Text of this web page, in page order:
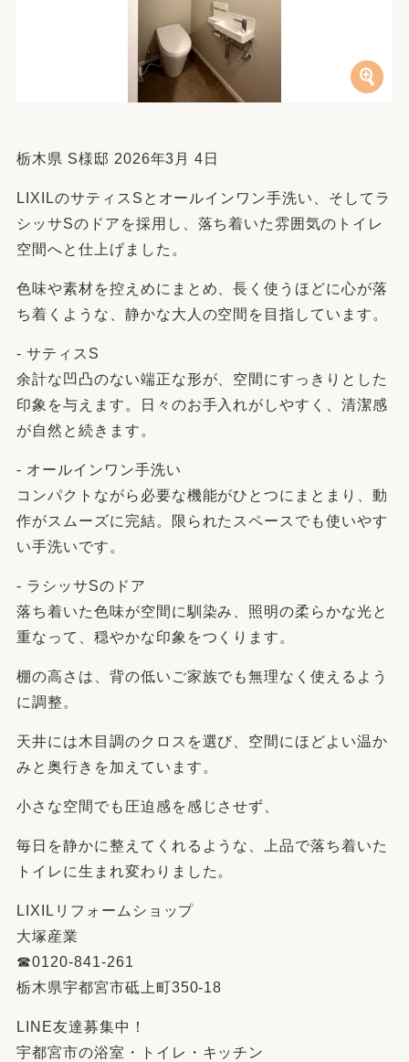
栃木県 S様邸 2026年3月 4日
LIXILのサティスSとオールインワン手洗い、そしてラ
シッサSのドアを採用し、落ち着いた雰囲気のトイレ
空間へと仕上げました。
色味や素材を控えめにまとめ、長く使うほどに心が落
ち着くような、静かな大人の空間を目指しています。
- サティスS
余計な凹凸のない端正な形が、空間にすっきりとした
印象を与えます。日々のお手入れがしやすく、清潔感
が自然と続きます。
- オールインワン手洗い
コンパクトながら必要な機能がひとつにまとまり、動
作がスムーズに完結。限られたスペースでも使いやす
い手洗いです。
- ラシッサSのドア
落ち着いた色味が空間に馴染み、照明の柔らかな光と
重なって、穏やかな印象をつくります。
棚の高さは、背の低いご家族でも無理なく使えるよう
に調整。
天井には木目調のクロスを選び、空間にほどよい温か
みと奥行きを加えています。
小さな空間でも圧迫感を感じさせず、
毎日を静かに整えてくれるような、上品で落ち着いた
トイレに生まれ変わりました。
LIXILリフォームショップ
大塚産業
☎︎0120-841-261
栃木県宇都宮市砥上町350-18
LINE友達募集中！
宇都宮市の浴室・トイレ・キッチン